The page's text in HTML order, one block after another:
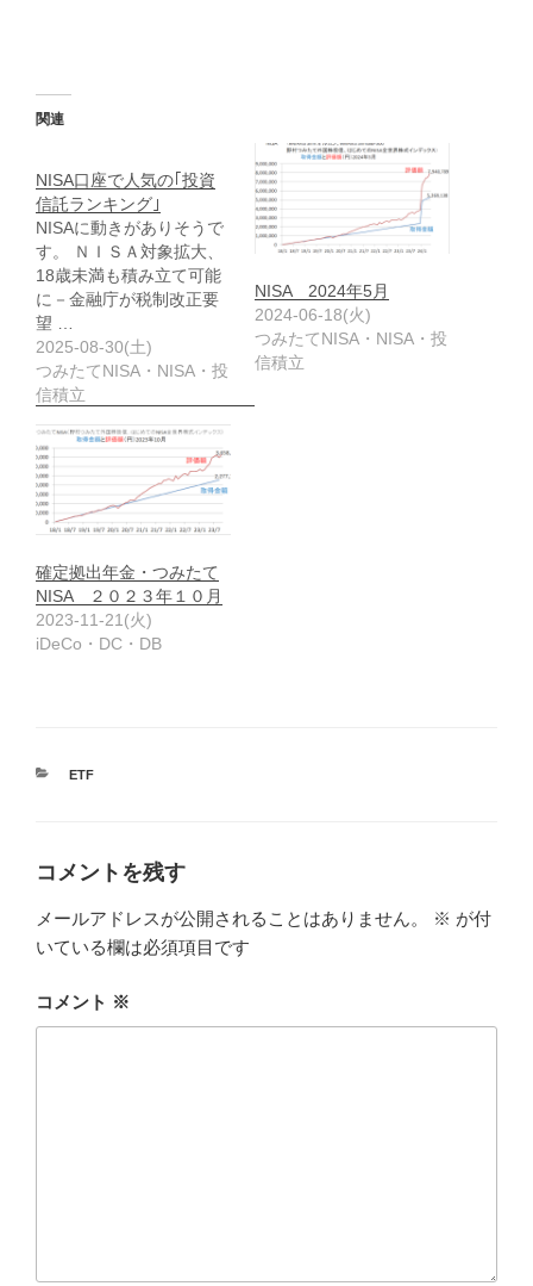
関連
NISA口座で人気の｢投資
信託ランキング｣
NISAに動きがありそうで
す。 ＮＩＳＡ対象拡大、
18歳未満も積み立て可能
に－金融庁が税制改正要
望 …
2025-08-30(土)
つみたてNISA・NISA・投
信積立
NISA 2024年5月
2024-06-18(火)
つみたてNISA・NISA・投
信積立
確定拠出年金・つみたて
NISA ２０２３年１０月
2023-11-21(火)
iDeCo・DC・DB
カ
ETF
コメントを残す
メールアドレスが公開されることはありません。 ※ が付
いている欄は必須項目です
コメント ※